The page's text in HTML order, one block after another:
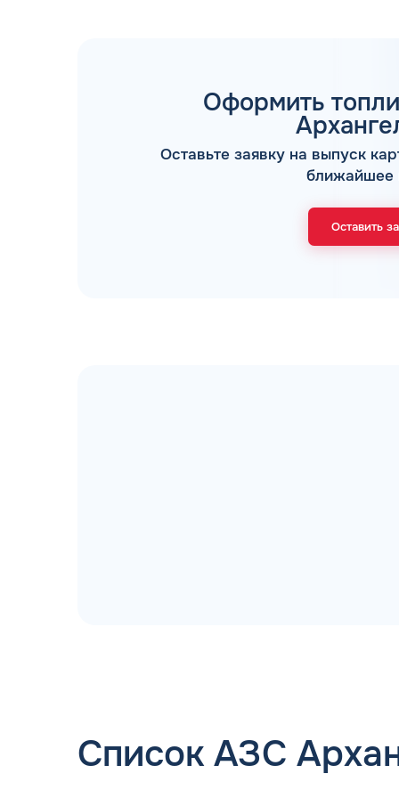
Оформить
Оставьте заявку на выпуск
ближайшее
Оставить
Список АЗС
ТОПЛИВНЫЕ
Мы свяжемся с